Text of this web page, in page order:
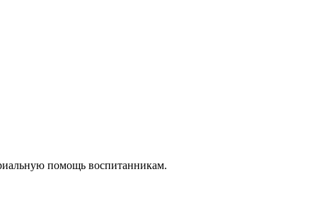
помощь воспитанникам.